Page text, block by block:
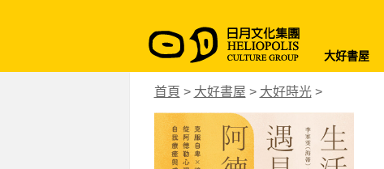
大好書屋
首頁 > 大好書屋 > 大好時光>